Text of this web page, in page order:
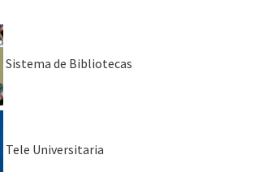
Sistema de Bibliotecas
Tele Universitaria